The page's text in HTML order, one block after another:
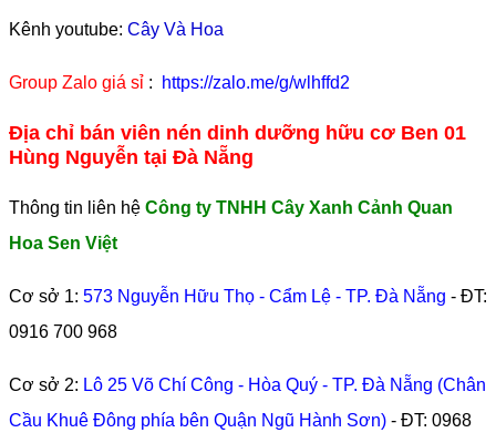
Kênh youtube: Cây Và Hoa
Group Zalo giá sỉ : https://zalo.me/g/wlhffd2
Địa chỉ bán viên nén dinh dưỡng hữu cơ Ben 01
Hùng Nguyễn tại Đà Nẵng
Thông tin liên hệ Công ty TNHH Cây Xanh Cảnh Quan
Hoa Sen Việt
Cơ sở 1: 573 Nguyễn Hữu Thọ - Cẩm Lệ - TP. Đà Nẵng - ĐT:
0916 700 968
Cơ sở 2: Lô 25 Võ Chí Công - Hòa Quý - TP. Đà Nẵng (Chân
Cầu Khuê Đông phía bên Quận Ngũ Hành Sơn) - ĐT: 0968